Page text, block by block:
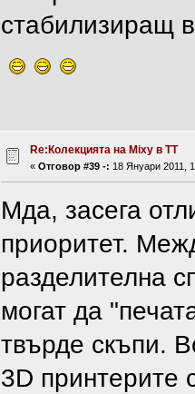
стабилизиращ
Re:Колекцията на Mixy в ТТ
«Отговор #39 -: 18 Януари 2011,
Мда, засега
приоритет.
разделителна
могат да
твърде скъпи.
3D принтерите